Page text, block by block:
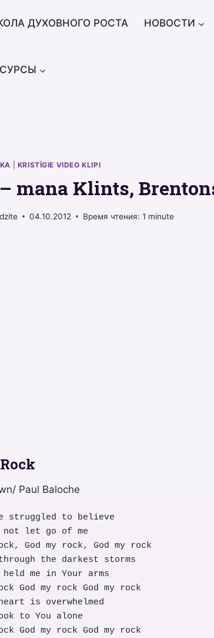
ДУХОВНОГО РОСТА НОВОСТИ
KRISTĪGIE VIDEO KLIPI
mana Klints,
04.10.2012 Время чтения: 1 minute
Paul Baloche
struggled to believe
not let go of me
God my rock, God my rock
the darkest storms
held me in Your arms
God my rock God my rock
heart is overwhelmed
to You alone
God my rock God my rock